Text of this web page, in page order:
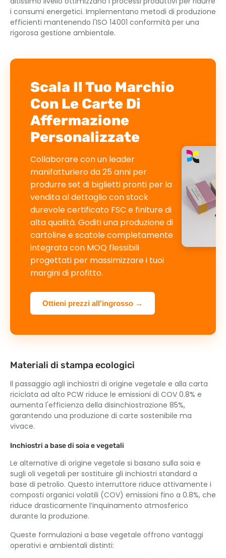
i consumi energetici. Implementano metodi di produzione
efficienti mantenendo l'ISO 14001 conformità per una
rigorosa gestione ambientale.
Scala Il Tuo Marchio
Con Le Carte Di
Affermazione
Personalizzate
Collaborare con un leader
manifatturiero da 25 anni per
produrre set di biglietti pronti per la
vendita al dettaglio con stock
durevole certificato FSC e finiture di
alta qualità. Goditi una produzione di
cartoline e scatole completamente
integrata con MOQ flessibili
progettati per massimizzare i tuoi
margini di profitto.
Ottieni prezzi all'ingrosso →
Materiali di stampa ecologici
Il passaggio agli inchiostri di origine vegetale e alla carta
riciclata ad alto PCW riduce le emissioni di COV 0.8% e
aumenta l'efficienza della disinchiostrazione 85%,
garantendo una produzione di carte sostenibile ma
vivace.
Inchiostri a base di soia e vegetali
Le alternative di origine vegetale si basano sulla soia e
sugli oli vegetali per sostituire gli inchiostri standard a
base di petrolio. Questo interruttore riduce attivamente i
composti organici volatili (COV) emissioni fino a 0.8%, che
riduce drasticamente l’inquinamento atmosferico
durante la produzione.
Queste formulazioni a base vegetale offrono vantaggi
operativi e ambientali distinti: